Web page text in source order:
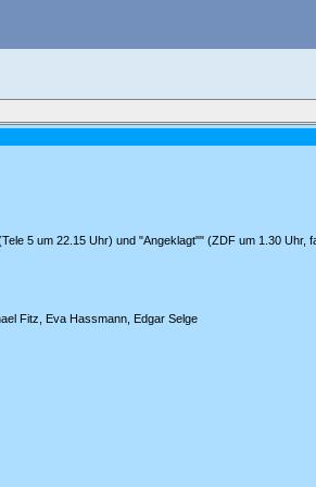
5 um 22.15 Uhr) und "Angeklagt"" (ZDF um 1.30 Uhr,
Fitz, Eva Hassmann, Edgar Selge